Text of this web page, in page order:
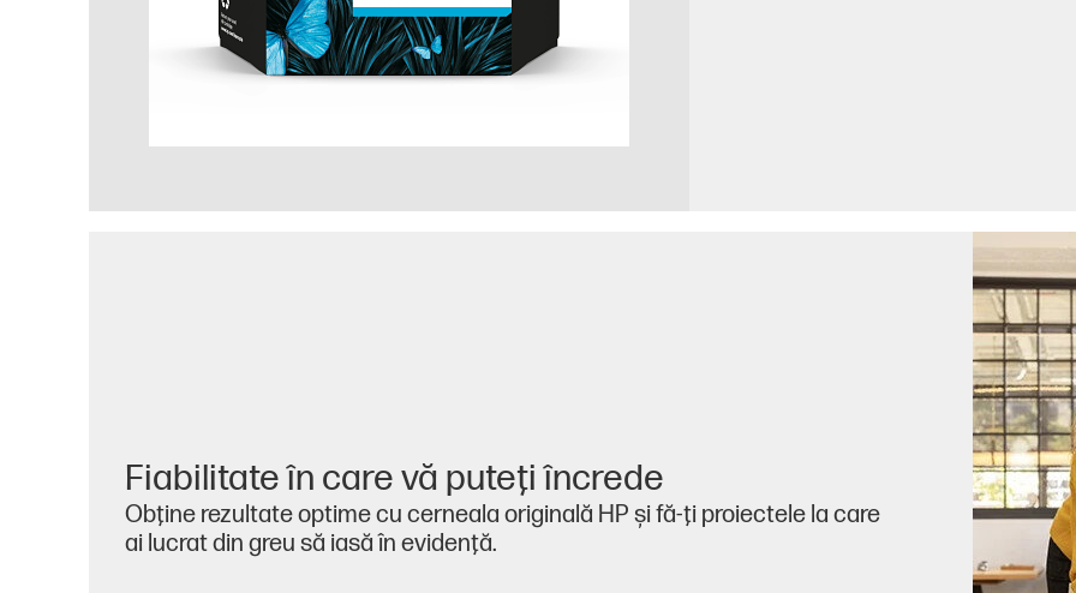
Fiabilitate în care vă puteţi încrede
Obţine rezultate optime cu cerneala originală HP şi fă-ţi proiectele la care
ai lucrat din greu să iasă în evidenţă.